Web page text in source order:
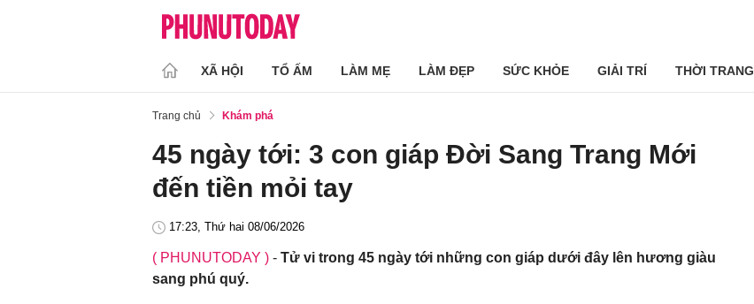
XÃ HỘI TỔ ẤM LÀM MẸ LÀM ĐẸP SỨC KHỎE GIẢI TRÍ THỜI TRANG
Trang chủ Khám phá
45 ngày tới: 3 con giáp Đời Sang Trang Mới
đến tiền mỏi tay
17:23, Thứ hai 08/06/2026
( PHUNUTODAY ) - Tử vi trong 45 ngày tới những con giáp dưới đây lên hương giàu
sang phú quý.